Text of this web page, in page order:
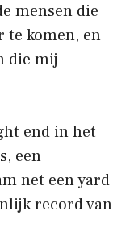
mensen die
te komen, en
die mij
end in het
een
net een yard
record van